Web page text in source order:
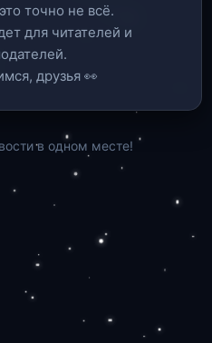
точно не всё.
для читателей и
друзья 👀
в одном месте!